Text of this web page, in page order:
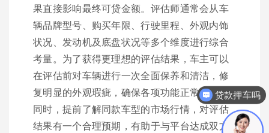
果直接影响最终可贷金额。评估师通常会从车
辆品牌型号、购买年限、行驶里程、外观内饰
状况、发动机及底盘状况等多个维度进行综合
考量。为了获得更理想的评估结果，车主可以
在评估前对车辆进行一次全面保养和清洁，修
复明显的外观瑕疵，确保各项功能正常运转。
同时，提前了解同款车型的市场行情，对评估
结果有一个合理预期，有助于与平台达成双方
贷款押车吗